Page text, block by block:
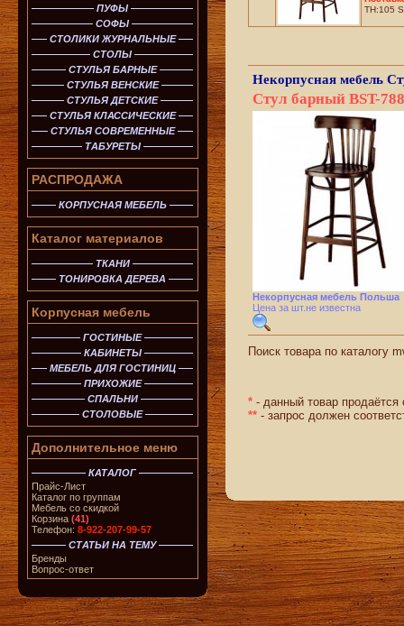
ПУФЫ
СОФЫ
СТОЛИКИ ЖУРНАЛЬНЫЕ
СТОЛЫ
СТУЛЬЯ БАРНЫЕ
СТУЛЬЯ ВЕНСКИЕ
СТУЛЬЯ ДЕТСКИЕ
СТУЛЬЯ КЛАССИЧЕСКИЕ
СТУЛЬЯ СОВРЕМЕННЫЕ
ТАБУРЕТЫ
РАСПРОДАЖА
КОРПУСНАЯ МЕБЕЛЬ
Каталог материалов
ТКАНИ
ТОНИРОВКА ДЕРЕВА
Корпусная мебель
ГОСТИНЫЕ
КАБИНЕТЫ
МЕБЕЛЬ ДЛЯ ГОСТИНИЦ
ПРИХОЖИЕ
СПАЛЬНИ
СТОЛОВЫЕ
Дополнительное меню
КАТАЛОГ
Прайс-Лист
Каталог по группам
Мебель со скидкой
Корзина (41)
Телефон: 8-922-207-99-57
СТАТЬИ НА ТЕМУ
Бренды
Вопрос-ответ
TH:105
Некорпусная мебель
Стул барный BST-
Некорпусная мебель Польша
Цена за шт.не известна
Поиск товара по каталогу
* - данный товар продаётся
** - запрос должен